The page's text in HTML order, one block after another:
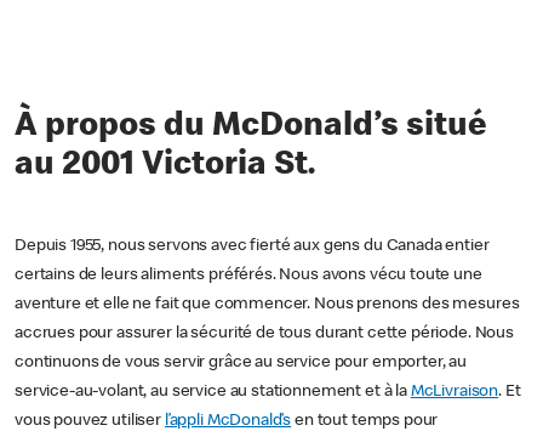
À propos du McDonald’s situé
au 2001 Victoria St.
Depuis 1955, nous servons avec fierté aux gens du Canada entier
certains de leurs aliments préférés. Nous avons vécu toute une
aventure et elle ne fait que commencer. Nous prenons des mesures
accrues pour assurer la sécurité de tous durant cette période. Nous
continuons de vous servir grâce au service pour emporter, au
service-au-volant, au service au stationnement et à la McLivraison. Et
vous pouvez utiliser l’appli McDonald’s en tout temps pour